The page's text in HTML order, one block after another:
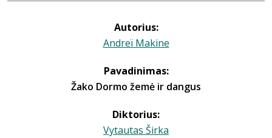
Autorius:
Andreï Makine
Pavadinimas:
Žako Dormo žemė ir dangus
Diktorius:
Vytautas Širka